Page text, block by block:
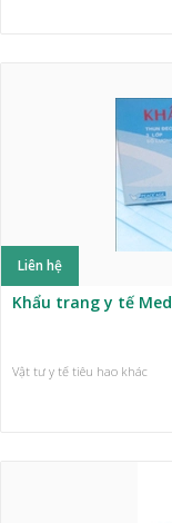
Liên hệ
Khẩu trang y tế
Vật tư y tế tiêu hao khác